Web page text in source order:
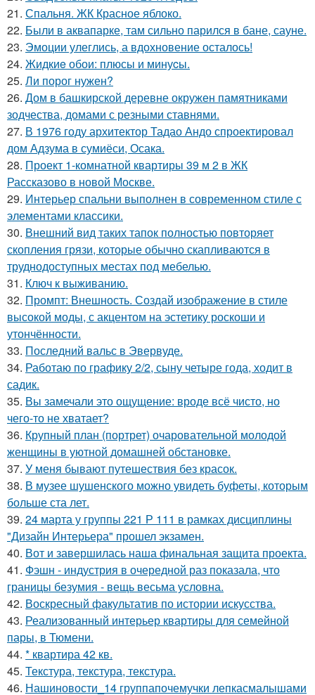
21. Спальня. ЖК Красное яблоко.
22. Были в аквапарке, там сильно парился в бане, сауне.
23. Эмоции улеглись, а вдохновение осталось!
24. Жидкиe обои: плюсы и минуcы.
25. Ли порог нужен?
26. Дом в башкирской деревне окружен памятниками
зодчества, домами с резными ставнями.
27. В 1976 году архитектор Тадао Андо спроектировал
дом Адзума в сумиёси, Осака.
28. Проект 1-комнатной квартиры 39 м 2 в ЖК
Рассказово в новой Москве.
29. Интерьер спальни выполнен в современном стиле с
элементами классики.
30. Внешний вид таких тапок полностью повторяет
скопления грязи, которые обычно скапливаются в
труднодоступных местах под мебелью.
31. Ключ к выживанию.
32. Промпт: Внешность. Создай изображение в стиле
высокой моды, с акцентом на эстетику роскоши и
утончённости.
33. Последний вальс в Эвервуде.
34. Работаю по графику 2/2, сыну четыре года, ходит в
садик.
35. Вы замечали это ощущение: вроде всё чисто, но
чего-то не хватает?
36. Крупный план (портрет) очаровательной молодой
женщины в уютной домашней обстановке.
37. У меня бывают путешествия без красок.
38. В музее шушенского можно увидеть буфеты, которым
больше ста лет.
39. 24 марта у группы 221 Р 111 в рамках дисциплины
"Дизайн Интерьера" прошел экзамен.
40. Вот и завершилась наша финальная защита проекта.
41. Фэшн - индустрия в очередной раз показала, что
границы безумия - вещь весьма условна.
42. Воскресный факультатив по истории искусства.
43. Реализованный интерьер квартиры для семейной
пары, в Тюмени.
44. * квартира 42 кв.
45. Текстура, текстура, текстура.
46. Нашиновости_14 группапочемучки лепкасмалышами